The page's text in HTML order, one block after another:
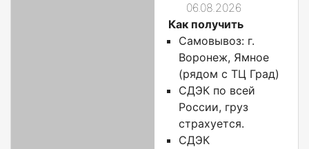
06.08.2026
Как получить
Самовывоз: г.
Воронеж, Ямное
(рядом с ТЦ Град)
СДЭК по всей
России, груз
страхуется.
СДЭК